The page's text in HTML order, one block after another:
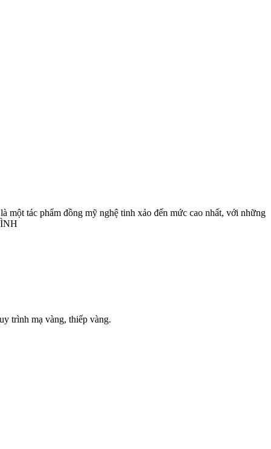
một tác phẩm đồng mỹ nghệ tinh xảo đến mức cao nhất, với những
trình mạ vàng, thiếp vàng.